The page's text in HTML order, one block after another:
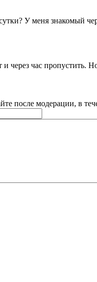
У меня знакомый
через час пропустить.
после модерации, в